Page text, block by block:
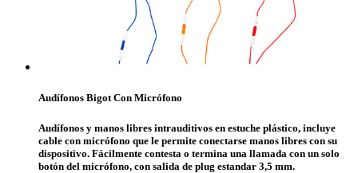
Audífonos Bigot Con Micrófono
Audífonos y manos libres intrauditivos en estuche plástico, incluye
cable con micrófono que le permite conectarse manos libres con su
dispositivo. Fácilmente contesta o termina una llamada con un solo
botón del micrófono, con salida de plug estandar 3,5 mm.